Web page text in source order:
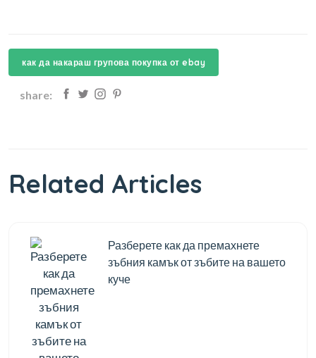
как да накараш групова покупка от ebay
share:
Related Articles
Разберете как да премахнете
зъбния камък от зъбите на вашето
куче